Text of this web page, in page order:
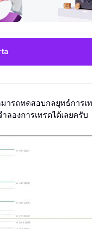
ารถทดสอบกลยุทธ์การเ
ลองการเทรดได้เลยครับ